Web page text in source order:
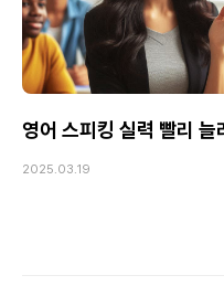
영어 스피킹 실력 빨리 늘
2025.03.19